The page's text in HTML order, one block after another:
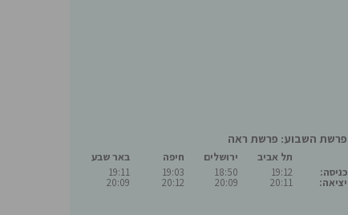
פרשת השבוע: פרשת ראה
כניסה:
יציאה:
תל אביב
19:12
20:11
ירושלים
18:50
20:09
חיפה
19:03
20:12
באר שבע
19:11
20:09